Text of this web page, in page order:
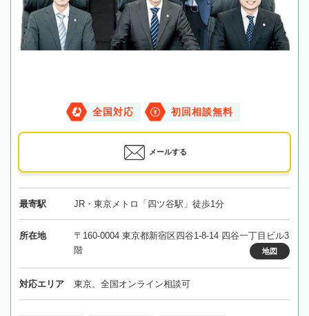
全国対応 初回相談無料
メールする
最寄駅 JR・東京メトロ「四ツ谷駅」徒歩1分
所在地
〒160-0004 東京都新宿区四谷1-8-14 四谷一丁目ビル3
階
地図
対応エリア 東京、全国オンライン相談可